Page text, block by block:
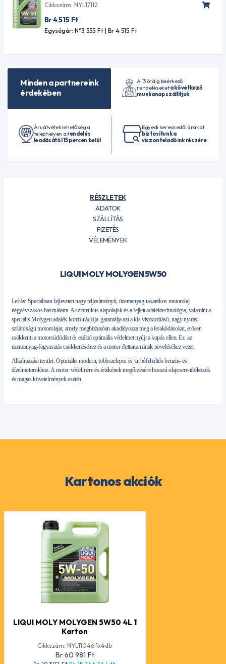
Cikkszám: NYL17112
Br 4 515 Ft
Egységár: N°3 555 Ft| Br 4 515 Ft
Minden a partnereink
érdekében
A 13 óráig beérkező
rendeléseketa következő
munkanap szállítjuk
Áruátvételi lehetőség a
telephelyen a rendelés
leadásától 15 percen belül
Egyedi kereskedői árakat
biztosítunk a
viszonteladóink részére
RÉSZLETEK
ADATOK
SZÁLLÍTÁS
FIZETÉS
VÉLEMÉNYEK
LIQUI MOLY MOLYGEN 5W50
Leírás: Speciálisan fejlesztett nagy teljesítményű, üzemanyag-takarékos motorolaj
négyévszakos használatra. A szintetikus alapolajok és a fejlett adaléktechnológia, valamint a
speciális Molygen adalék kombinációja garantálja azt a kis viszkozitású, nagy nyírási
szilárdságú motorolajat, amely megbízhatóan akadályozza meg a lerakódásokat, erősen
csökkenti a motorsúrlódást és ezáltal optimális védelmet nyújt a kopás ellen. Ez az
üzemanyag-fogyasztás csökkenéséhez és a motor élettartamának növeléséhez vezet.
Alkalmazási terület: Optimális modern, többszelepes és turbófeltöltős benzin- és
dízelmotorokhoz. A motor védelmére és értékének megőrzésére hosszú olajcsere-időközök
és magas követelmények esetén.
Kartonos akciók
LIQUI MOLY MOLYGEN 5W50 4L 1
Karton
Cikkszám: NYL11046 1x4db
Br 60 981 Ft